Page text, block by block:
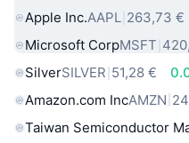
Apple Inc.AAPL 263,73 €
Microsoft CorpMSFT
SilverSILVER 51,28 €
Amazon.com IncAMZN
Taiwan Semiconductor